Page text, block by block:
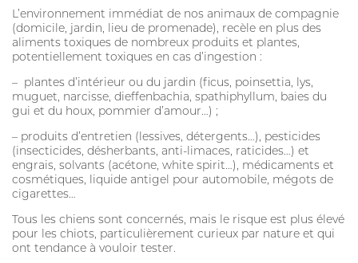
L’environnement immédiat de nos animaux de compagnie
(domicile, jardin, lieu de promenade), recèle en plus des
aliments toxiques de nombreux produits et plantes,
potentiellement toxiques en cas d’ingestion :
– plantes d’intérieur ou du jardin (ficus, poinsettia, lys,
muguet, narcisse, dieffenbachia, spathiphyllum, baies du
gui et du houx, pommier d’amour…) ;
– produits d’entretien (lessives, détergents…), pesticides
(insecticides, désherbants, anti-limaces, raticides…) et
engrais, solvants (acétone, white spirit…), médicaments et
cosmétiques, liquide antigel pour automobile, mégots de
cigarettes…
Tous les chiens sont concernés, mais le risque est plus élevé
pour les chiots, particulièrement curieux par nature et qui
ont tendance à vouloir tester.